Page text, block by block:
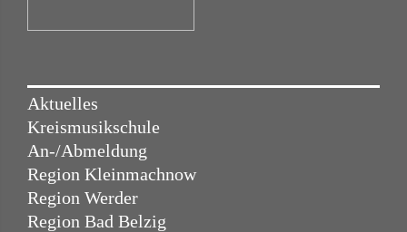
Aktuelles
Kreismusikschule
An-/Abmeldung
Region Kleinmachnow
Region Werder
Region Bad Belzig